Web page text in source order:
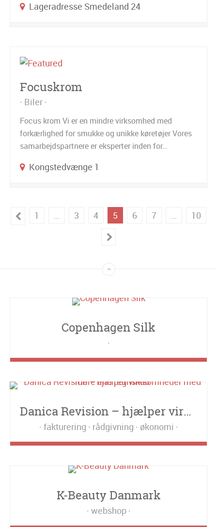
Lageradresse Smedeland 24
Focuskrom
Biler
Focus krom Vi er en mindre virksomhed med
forkærlighed for smukke og unikke køretøjer Vores
samarbejdspartnere er eksperter inden for…
Kongstedvænge 1
1 … 3 4 5 6 7 … 10
Copenhagen Silk
Danica Revision – hjælper virksomheder med mere end regnskab
fakturering rådgivning økonomi
K-Beauty Danmark
webshop